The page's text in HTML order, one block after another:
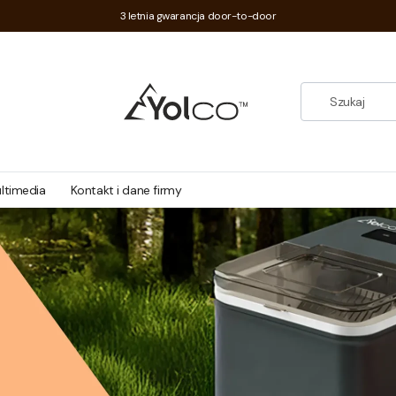
3 letnia gwarancja door-to-door
Kontakt i dane firmy